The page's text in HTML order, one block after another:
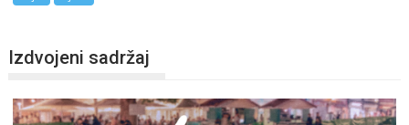
Izdvojeni sadržaj